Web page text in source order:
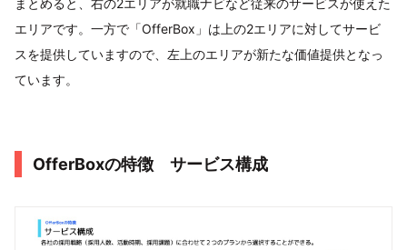
まとめると、右の2エリアが就職ナビなど従来のサービスが使えた
エリアです。一方で「OfferBox」は上の2エリアに対してサービ
スを提供していますので、左上のエリアが新たな価値提供となっ
ています。
OfferBoxの特徴 サービス構成